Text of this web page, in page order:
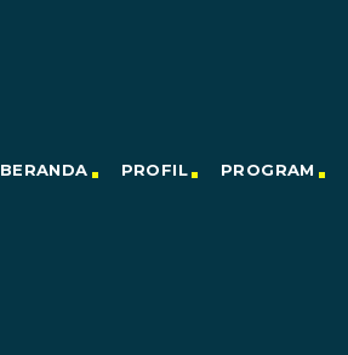
BERANDA PROFIL PROGRAM